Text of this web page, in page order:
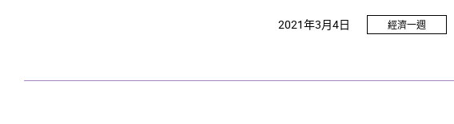
經濟一週
2021年3月4日